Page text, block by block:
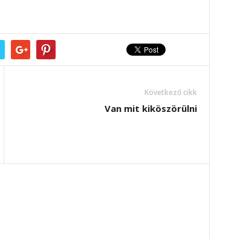
Következő cikk
Van mit kiköszörülni